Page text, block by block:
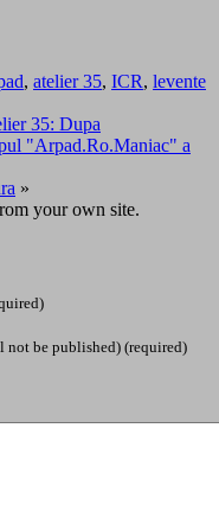
, atelier 35, ICR, levente
35: Dupa
"Arpad.Ro.Maniac" a
»
your own site.
be published) (required)